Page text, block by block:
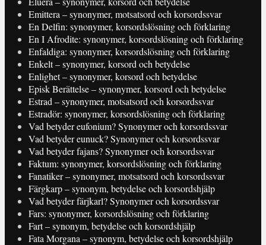
Emittera – synonymer, motsatsord och korsordssvar
En Delfin: synonymer, korsordslösning och förklaring
En I Afrodite: synonymer, korsordslösning och förklaring
Enfaldiga: synonymer, korsordslösning och förklaring
Enkelt – synonymer, korsord och betydelse
Enlighet – synonymer, korsord och betydelse
Episk Berättelse – synonymer, korsord och betydelse
Estrad – synonymer, motsatsord och korsordssvar
Estradör: synonymer, korsordslösning och förklaring
Vad betyder eufonium? Synonymer och korsordssvar
Vad betyder eunuck? Synonymer och korsordssvar
Vad betyder fajans? Synonymer och korsordssvar
Faktum: synonymer, korsordslösning och förklaring
Fanatiker – synonymer, motsatsord och korsordssvar
Färgkarp – synonym, betydelse och korsordshjälp
Vad betyder färjkarl? Synonymer och korsordssvar
Fars: synonymer, korsordslösning och förklaring
Fart – synonym, betydelse och korsordshjälp
Fata Morgana – synonym, betydelse och korsordshjälp